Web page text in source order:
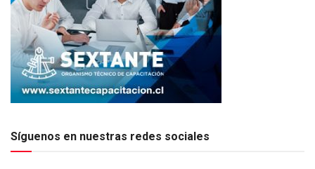
Síguenos en nuestras redes sociales